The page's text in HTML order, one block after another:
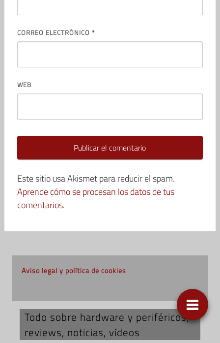
CORREO ELECTRÓNICO *
WEB
Este sitio usa Akismet para reducir el spam.
Aprende cómo se procesan los datos de tus
comentarios.
Aviso legal y política de cookies
Todo sobre hardware y periféricos;
reviews, noticias, vídeos